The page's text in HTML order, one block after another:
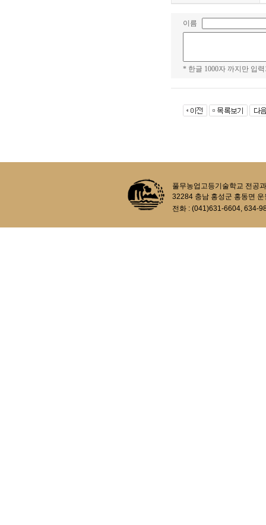
이름
* 한글 1000자 까지만 입
풀무농업고등기술학교 전공
32284 충남 홍성군 홍동면
전화 : (041)631-6604, 634-